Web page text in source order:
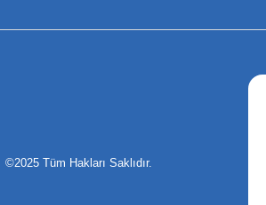
Pankartlar
©2025 Tüm Hakları Saklıdır.